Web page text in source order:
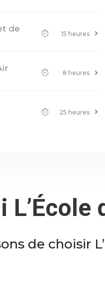
de
15 heures
8 heures
25 heures
L’École
de choisir